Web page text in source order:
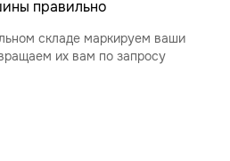
правильно
складе маркируем ваши
их вам по запросу